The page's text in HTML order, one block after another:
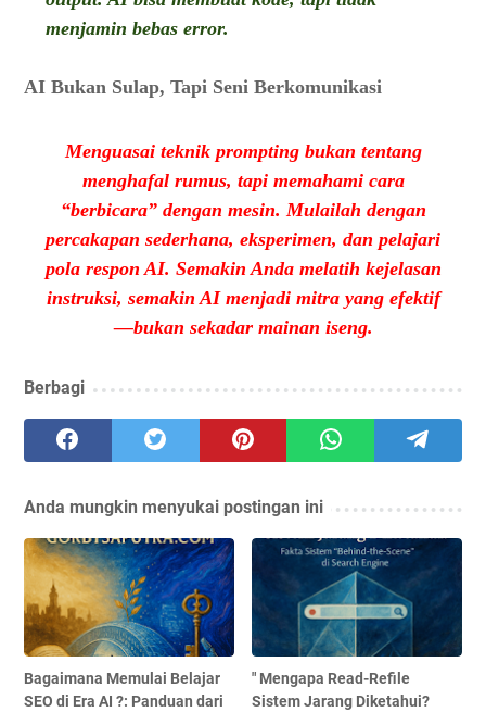
menjamin bebas error.
AI Bukan Sulap, Tapi Seni Berkomunikasi
Menguasai teknik prompting bukan tentang
menghafal rumus, tapi memahami cara
“berbicara” dengan mesin. Mulailah dengan
percakapan sederhana, eksperimen, dan pelajari
pola respon AI. Semakin Anda melatih kejelasan
instruksi, semakin AI menjadi mitra yang efektif
—bukan sekadar mainan iseng.
Berbagi
Anda mungkin menyukai postingan ini
Bagaimana Memulai Belajar
SEO di Era AI ?: Panduan dari
" Mengapa Read-Refile
Sistem Jarang Diketahui?